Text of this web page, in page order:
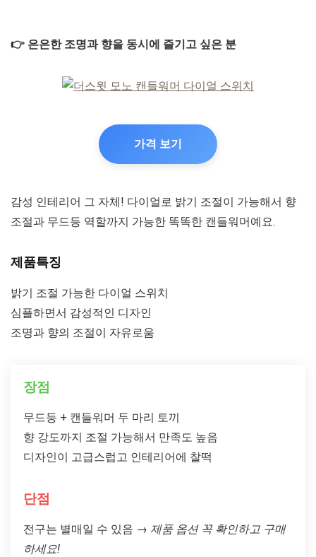
👉 은은한 조명과 향을 동시에 즐기고 싶은 분
가격 보기
감성 인테리어 그 자체! 다이얼로 밝기 조절이 가능해서 향
조절과 무드등 역할까지 가능한 똑똑한 캔들워머예요.
제품특징
밝기 조절 가능한 다이얼 스위치
심플하면서 감성적인 디자인
조명과 향의 조절이 자유로움
장점
무드등 + 캔들워머 두 마리 토끼
향 강도까지 조절 가능해서 만족도 높음
디자인이 고급스럽고 인테리어에 찰떡
단점
전구는 별매일 수 있음 → 제품 옵션 꼭 확인하고 구매
하세요!